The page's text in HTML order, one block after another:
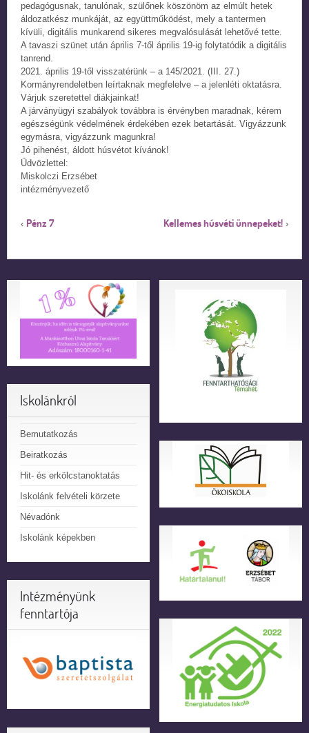
pedagógusnak, tanulónak, szülőnek köszönöm az elmúlt hetek
áldozatkész munkáját, az együttműködést, mely a tantermen
kívüli, digitális munkarend sikeres megvalósulását lehetővé tette.
A tavaszi szünet után április 7-től április 19-ig folytatódik a digitális
tanrend.
2021. április 19-től visszatérünk – a 145/2021. (III. 27.)
Kormányrendeletben leírtaknak megfelelve – a jelenléti oktatásra.
Várjuk szeretettel diákjainkat!
A járványügyi szabályok továbbra is érvényben maradnak, kérem
egészségünk védelmének érdekében ezek betartását. Vigyázzunk
egymásra, vigyázzunk magunkra!
Jó pihenést, áldott húsvétot kívánok!
Üdvözlettel:
Miskolczi Erzsébet
intézményvezető
‹ Pénz 7 Kellemes húsvéti ünnepeket! ›
Iskolánkról
Bemutatkozás
Beiratkozás
Hit- és erkölcstanoktatás
Iskolánk felvételi körzete
Névadónk
Iskolánk képekben
Intézményünk
fenntartója